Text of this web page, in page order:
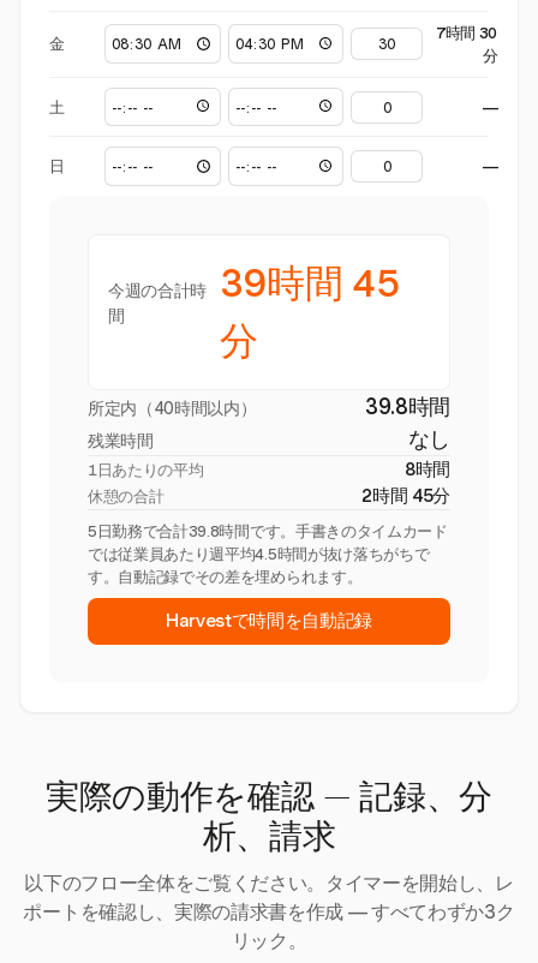
金
7時間 30
分
土 —
日 —
今週の合計時
間
39時間 45
分
所定内（40時間以内） 39.8時間
残業時間 なし
1日あたりの平均 8時間
休憩の合計 2時間 45分
5日勤務で合計39.8時間です。手書きのタイムカード
では従業員あたり週平均4.5時間が抜け落ちがちで
す。自動記録でその差を埋められます。
Harvestで時間を自動記録
実際の動作を確認 — 記録、分
析、請求
以下のフロー全体をご覧ください。タイマーを開始し、レ
ポートを確認し、実際の請求書を作成 — すべてわずか3ク
リック。